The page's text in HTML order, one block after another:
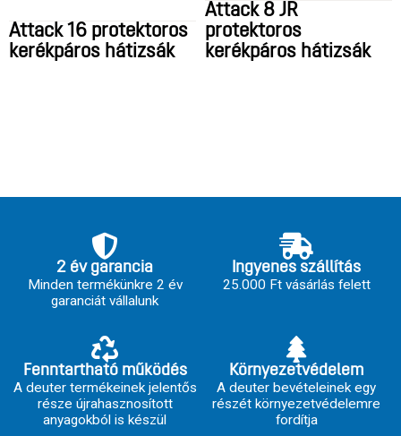
Attack 16 protektoros
kerékpáros hátizsák
Attack 8 JR
protektoros
kerékpáros hátizsák
2 év garancia
Minden termékünkre 2 év
garanciát vállalunk
Ingyenes szállítás
25.000 Ft vásárlás felett
Fenntartható működés
A deuter termékeinek jelentős
része újrahasznosított
anyagokból is készül
Környezetvédelem
A deuter bevételeinek egy
részét környezetvédelemre
fordítja